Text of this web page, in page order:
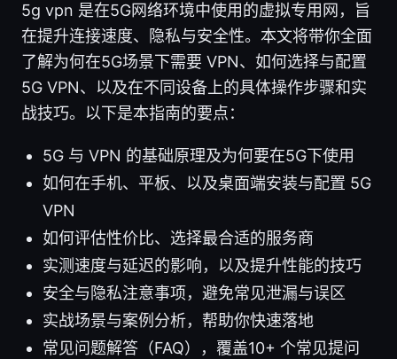
5g vpn 是在5G网络环境中使用的虚拟专用网，旨
在提升连接速度、隐私与安全性。本文将带你全面
了解为何在5G场景下需要 VPN、如何选择与配置
5G VPN、以及在不同设备上的具体操作步骤和实
战技巧。以下是本指南的要点：
5G 与 VPN 的基础原理及为何要在5G下使用
如何在手机、平板、以及桌面端安装与配置 5G
VPN
如何评估性价比、选择最合适的服务商
实测速度与延迟的影响，以及提升性能的技巧
安全与隐私注意事项，避免常见泄漏与误区
实战场景与案例分析，帮助你快速落地
常见问题解答（FAQ），覆盖10+ 个常见提问